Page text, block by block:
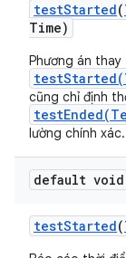
testStarted(
Time)
Phương án
cũng chỉ định
lường chính xác.
default void
testStarted(